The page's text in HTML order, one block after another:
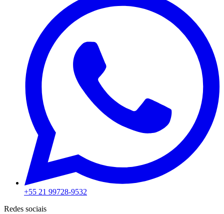
+55 21 99728-9532
Redes sociais